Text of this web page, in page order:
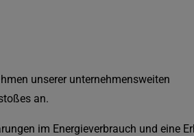
unserer unternehmensweiten
an.
im Energieverbrauch und eine